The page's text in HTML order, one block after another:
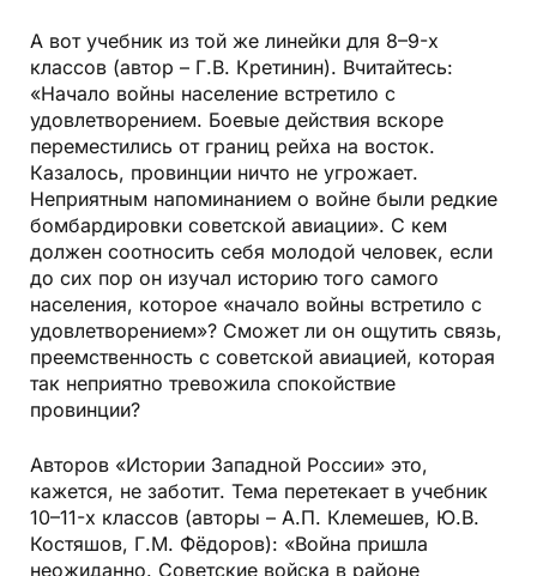
А вот учебник из той же линейки для 8–9-х
классов (автор – Г.В. Кретинин). Вчитайтесь:
«Начало войны население встретило с
удовлетворением. Боевые действия вскоре
переместились от границ рейха на восток.
Казалось, провинции ничто не угрожает.
Неприятным напоминанием о войне были редкие
бомбардировки советской авиации». С кем
должен соотносить себя молодой человек, если
до сих пор он изучал историю того самого
населения, которое «начало войны встретило с
удовлетворением»? Сможет ли он ощутить связь,
преемственность с советской авиацией, которая
так неприятно тревожила спокойствие
провинции?
Авторов «Истории Западной России» это,
кажется, не заботит. Тема перетекает в учебник
10–11-х классов (авторы – А.П. Клемешев, Ю.В.
Костяшов, Г.М. Фёдоров): «Война пришла
неожиданно. Советские войска в районе